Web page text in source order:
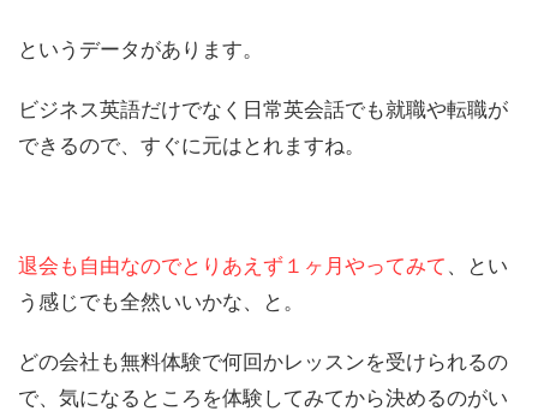
というデータがあります。
ビジネス英語だけでなく日常英会話でも就職や転職が
できるので、すぐに元はとれますね。
退会も自由なのでとりあえず１ヶ月やってみて 、とい
う感じでも全然いいかな、と。
どの会社も無料体験で何回かレッスンを受けられるの
で、気になるところを体験してみてから決めるのがい